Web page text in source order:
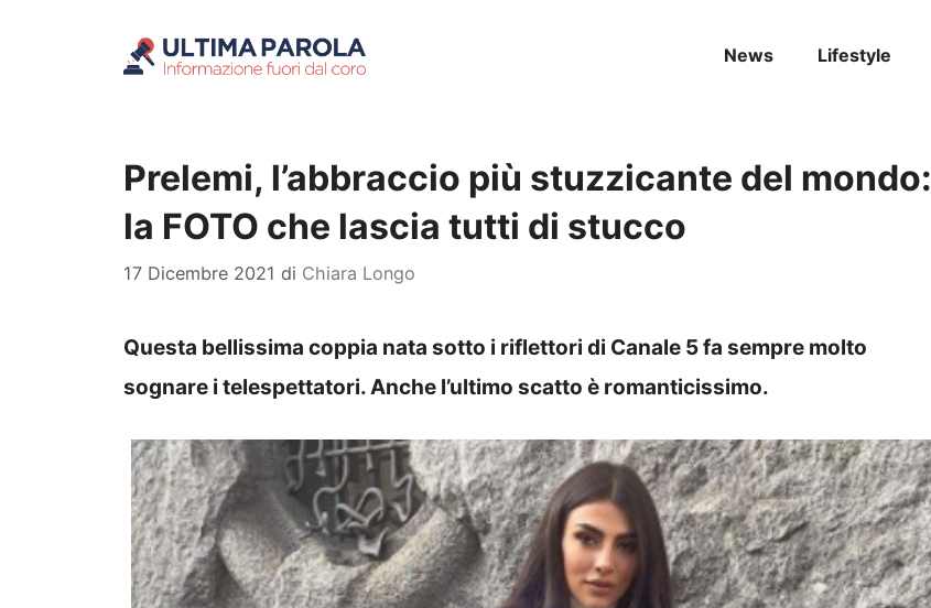
News Lifestyle
Prelemi, l’abbraccio più stuzzicante del mondo:
la FOTO che lascia tutti di stucco
17 Dicembre 2021 di Chiara Longo
Questa bellissima coppia nata sotto i riflettori di Canale 5 fa sempre molto
sognare i telespettatori. Anche l’ultimo scatto è romanticissimo.